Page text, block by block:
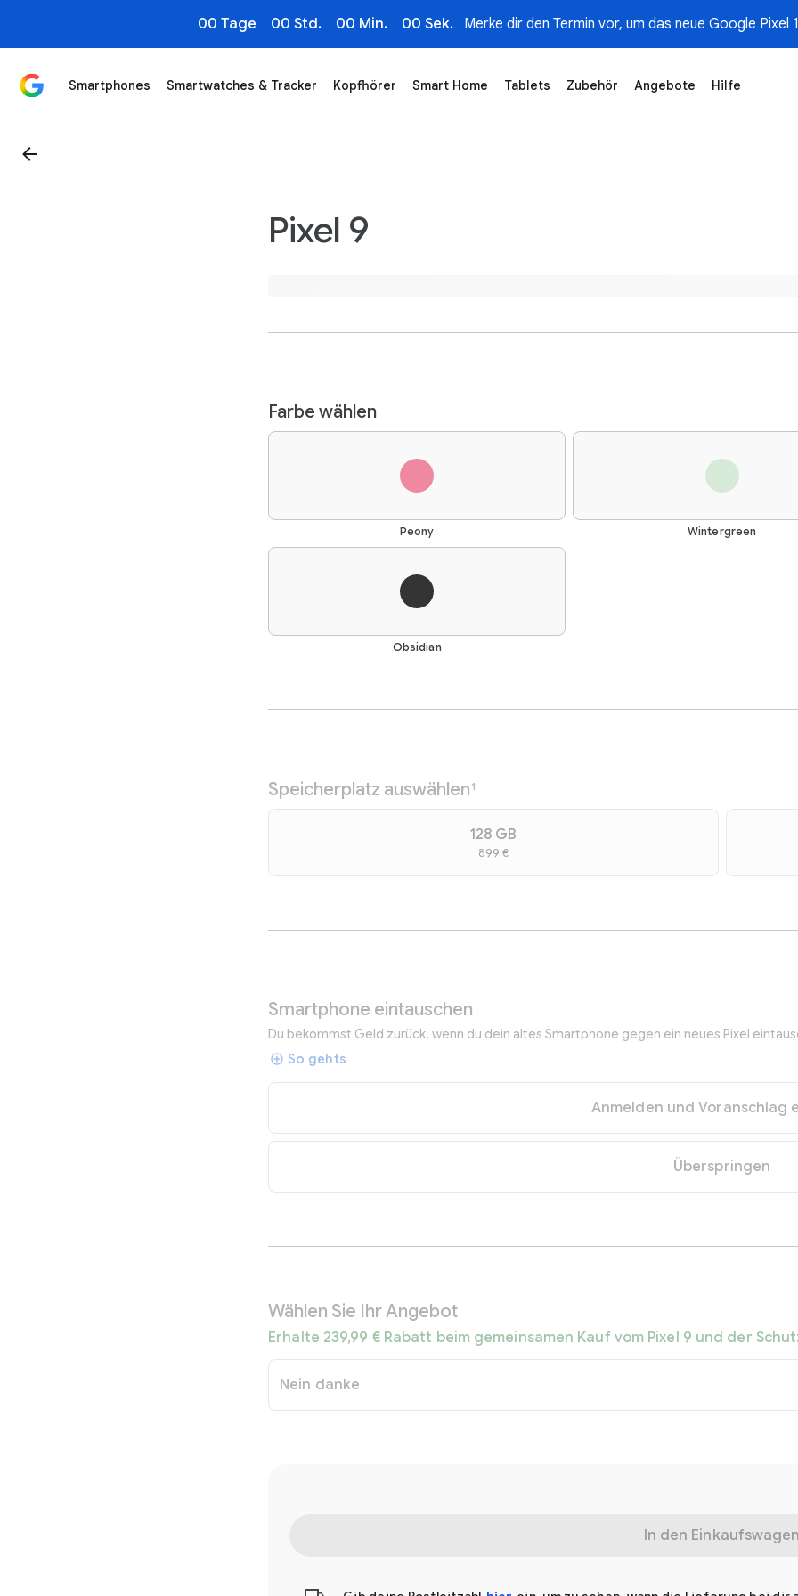
00 Tage 00 Std. 00 Min. 00 Sek. Merke dir den Termin vor, um das neue Google Pixel
Smartphones Smartwatches & Tracker Kopfhörer Smart Home Tablets Zubehör Angebote Hilfe
Pixel 9
Farbe wählen
Peony Wintergreen
Obsidian
Speicherplatz auswählen 1
128 GB
899 €
Smartphone eintauschen
Du bekommst Geld zurück, wenn du dein altes Smartphone gegen ein neues Pixel
So gehts
Anmelden und Voranschlag
Überspringen
Wählen Sie Ihr Angebot
Erhalte 239,99 € Rabatt beim gemeinsamen Kauf vom Pixel 9 und der
Nein danke
In den Einkaufswagen